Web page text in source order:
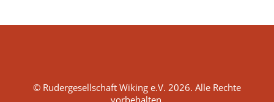
© Rudergesellschaft Wiking e.V. 2026. Alle Rechte
vorbehalten.